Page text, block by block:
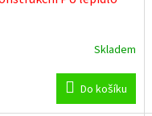
Skladem
Do košíku